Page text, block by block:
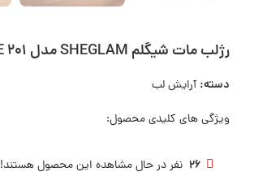
رژلب مات شیگلم SHEGLAM مدل RETRO ROSE 201
دسته: آرایش لب
ویژگی های کلیدی محصول:
26 نفر در حال مشاهده این محصول هستند!